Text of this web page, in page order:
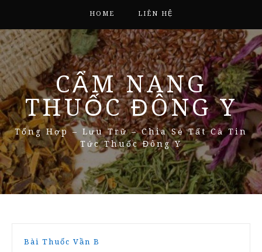
HOME LIÊN HỆ
CẨM NANG
THUỐC ĐÔNG Y
Tổng Hợp – Lưu Trữ – Chia Sẻ Tất Cả Tin
Tức Thuốc Đông Y
Bài Thuốc Vần B